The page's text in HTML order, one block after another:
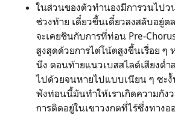
ในส่วนของตัวทำนองมีการวนไปว
ช่วงท้าย เดี๋ยวขึ้นเดี๋ยวลงสลับอยู่
จะเคยชินกับการที่ท่อน Pre-
สูงสุดด้วยการไต่โน้ตสูงขึ้นเรื่อย ๆ
นึง ตอนท้ายแนวเบสสไลด์เสียงต่ำ
ไปด้วยจนหายไปแบบเนียน ๆ ซะงั้
ฟังท่อนนี้มันทำให้เราเกิดความกั
การติดอยู่ในเขาวงกตที่ไร้ซึ่งทางอ